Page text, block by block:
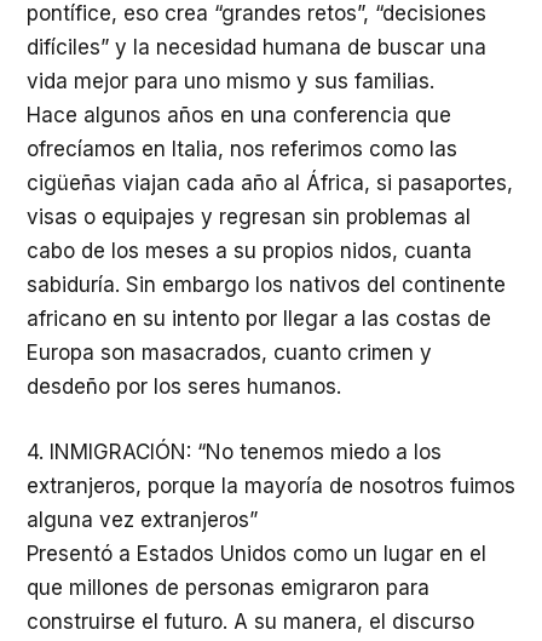
pontífice, eso crea “grandes retos”, “decisiones
difíciles” y la necesidad humana de buscar una
vida mejor para uno mismo y sus familias.
Hace algunos años en una conferencia que
ofrecíamos en Italia, nos referimos como las
cigüeñas viajan cada año al África, si pasaportes,
visas o equipajes y regresan sin problemas al
cabo de los meses a su propios nidos, cuanta
sabiduría. Sin embargo los nativos del continente
africano en su intento por llegar a las costas de
Europa son masacrados, cuanto crimen y
desdeño por los seres humanos.
4. INMIGRACIÓN: “No tenemos miedo a los
extranjeros, porque la mayoría de nosotros fuimos
alguna vez extranjeros”
Presentó a Estados Unidos como un lugar en el
que millones de personas emigraron para
construirse el futuro. A su manera, el discurso